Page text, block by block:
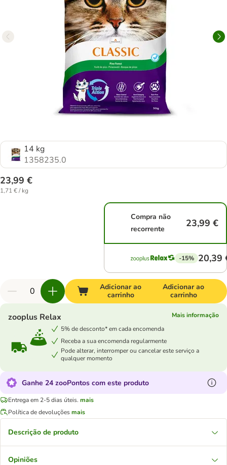
14 kg
1358235.0
23,99 €
1,71 € / kg
Compra não
recorrente
23,99 €
-15% 20,39
Adicionar ao
carrinho
Adicionar ao
carrinho
zooplus Relax
Mais informação
5% de desconto* em cada encomenda
Receba a sua encomenda regularmente
Pode alterar, interromper ou cancelar este serviço a
qualquer momento
Ganhe 24 zooPontos com este produto
Entrega em 2-5 dias úteis. mais
Política de devoluçõesmais
Descrição de produto
Opiniões